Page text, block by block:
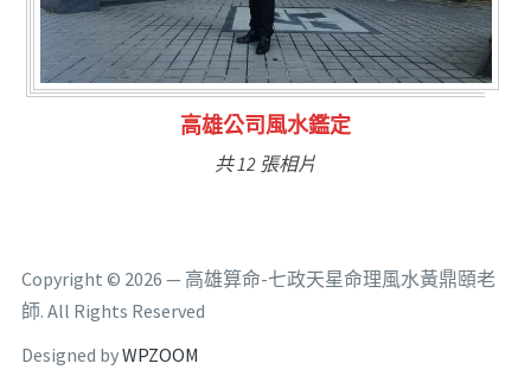
林氏福主量子生基造命
共 6 張相片
Copyright © 2026 — 高雄算命-七政天星命理風水黃鼎頤老
師. All Rights Reserved
Designed byWPZOOM